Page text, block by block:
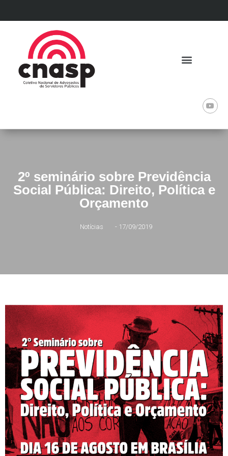
2º seminário sobre Previdência
Social Pública: Direito, Política e
Orçamento
Notícias - 17/09/2019